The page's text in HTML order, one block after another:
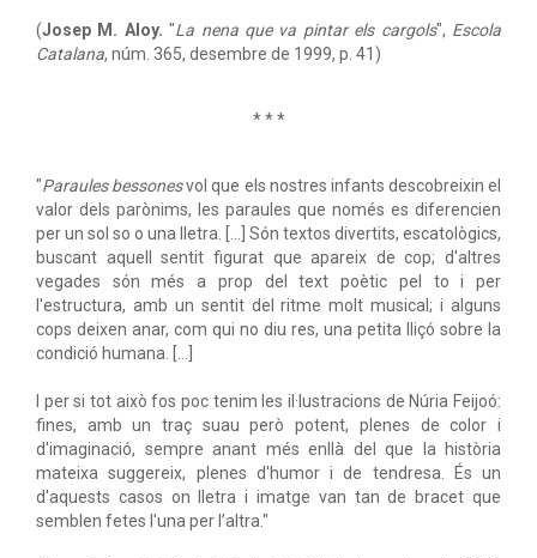
(Josep M. Aloy. "La nena que va pintar els cargols", Escola
Catalana, núm. 365, desembre de 1999, p. 41)
* * *
"Paraules bessonesvol que els nostres infants descobreixin el
valor dels parònims, les paraules que només es diferencien
per un sol so o una lletra. [...] Són textos divertits, escatològics,
buscant aquell sentit figurat que apareix de cop; d'altres
vegades són més a prop del text poètic pel to i per
l'estructura, amb un sentit del ritme molt musical; i alguns
cops deixen anar, com qui no diu res, una petita lliçó sobre la
condició humana. [...]
I per si tot això fos poc tenim les il·lustracions de Núria Feijoó:
fines, amb un traç suau però potent, plenes de color i
d'imaginació, sempre anant més enllà del que la història
mateixa suggereix, plenes d'humor i de tendresa. És un
d'aquests casos on lletra i imatge van tan de bracet que
semblen fetes l'una per l’altra."